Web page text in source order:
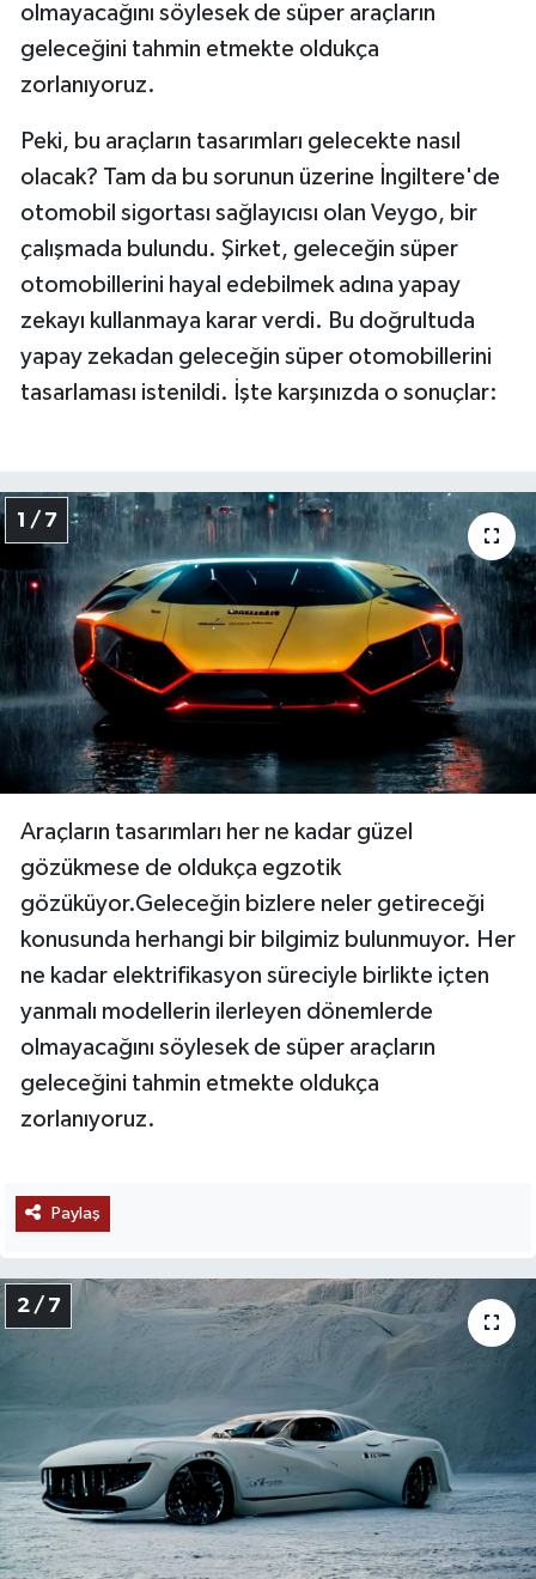
olmayacağını söylesek de süper araçların
geleceğini tahmin etmekte oldukça
zorlanıyoruz.
Peki, bu araçların tasarımları gelecekte nasıl
olacak? Tam da bu sorunun üzerine İngiltere'de
otomobil sigortası sağlayıcısı olan Veygo, bir
çalışmada bulundu. Şirket, geleceğin süper
otomobillerini hayal edebilmek adına yapay
zekayı kullanmaya karar verdi. Bu doğrultuda
yapay zekadan geleceğin süper otomobillerini
tasarlaması istenildi. İşte karşınızda o sonuçlar:
1 / 7
Araçların tasarımları her ne kadar güzel
gözükmese de oldukça egzotik
gözüküyor.Geleceğin bizlere neler getireceği
konusunda herhangi bir bilgimiz bulunmuyor. Her
ne kadar elektrifikasyon süreciyle birlikte içten
yanmalı modellerin ilerleyen dönemlerde
olmayacağını söylesek de süper araçların
geleceğini tahmin etmekte oldukça
zorlanıyoruz.
Paylaş
2 / 7
TEKNOLOJİ
YAŞAM
KÜLTÜR SANAT